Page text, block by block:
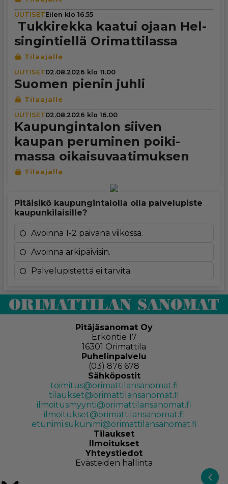
UUTISETEilen klo 16.55
Tuk­ki­rekka kaatui ojaan Hel­
sin­gin­tiellä Ori­mat­ti­lassa
UUTISET02.08.2026 klo 11.00
Suomen pienin juhli
UUTISET02.08.2026 klo 16.00
Kau­pun­gin­ta­lon siiven
kaupan peruminen poi­ki­
massa oikai­su­vaa­ti­muk­sen
Pitäisikö kaupungintalolla olla palvelupiste
kaupunkilaisille?
Avoinna 1-2 päivänä viikossa.
Avoinna arkipäivisin.
Palvelupistettä ei tarvita.
Pitäjäsanomat Oy
Erkontie 17
16301 Orimattila
Puhelinpalvelu
(03) 876 678
Sähköpostit
toimitus@orimattilansanomat.fi
tilaukset@orimattilansanomat.fi
ilmoitusmyynti@orimattilansanomat.fi
ilmoitukset@orimattilansanomat.fi
etunimi.sukunimi@orimattilansanomat.fi
Tilaukset
Ilmoitukset
Yhteystiedot
Evästeiden hallinta